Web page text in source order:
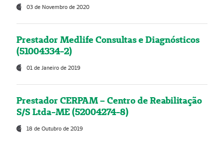
03 de Novembro de 2020
Prestador Medlife Consultas e Diagnósticos
(51004334-2)
01 de Janeiro de 2019
Prestador CERPAM – Centro de Reabilitação
S/S Ltda-ME (52004274-8)
18 de Outubro de 2019